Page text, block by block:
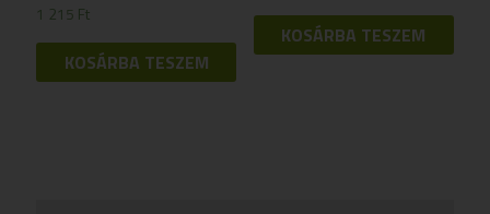
1 215 Ft
KOSÁRBA TESZEM
KOSÁRBA TESZEM